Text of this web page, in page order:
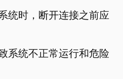
统时，断开连接之前应
系统不正常运行和危险